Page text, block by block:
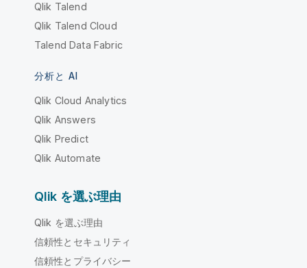
Qlik Talend
Qlik Talend Cloud
Talend Data Fabric
分析と AI
Qlik Cloud Analytics
Qlik Answers
Qlik Predict
Qlik Automate
Qlik を選ぶ理由
Qlik を選ぶ理由
信頼性とセキュリティ
信頼性とプライバシー